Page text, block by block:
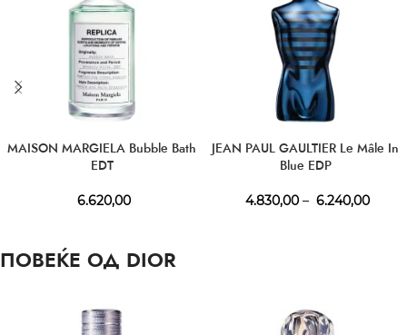
MAISON MARGIELA Bubble Bath
EDT
6.620,00
JEAN PAUL GAULTIER Le Mâle In
Blue EDP
4.830,00 – 6.240,00
ПОВЕЌЕ ОД DIOR